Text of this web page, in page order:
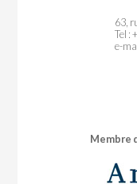
63,
Tel :
e-
Membre